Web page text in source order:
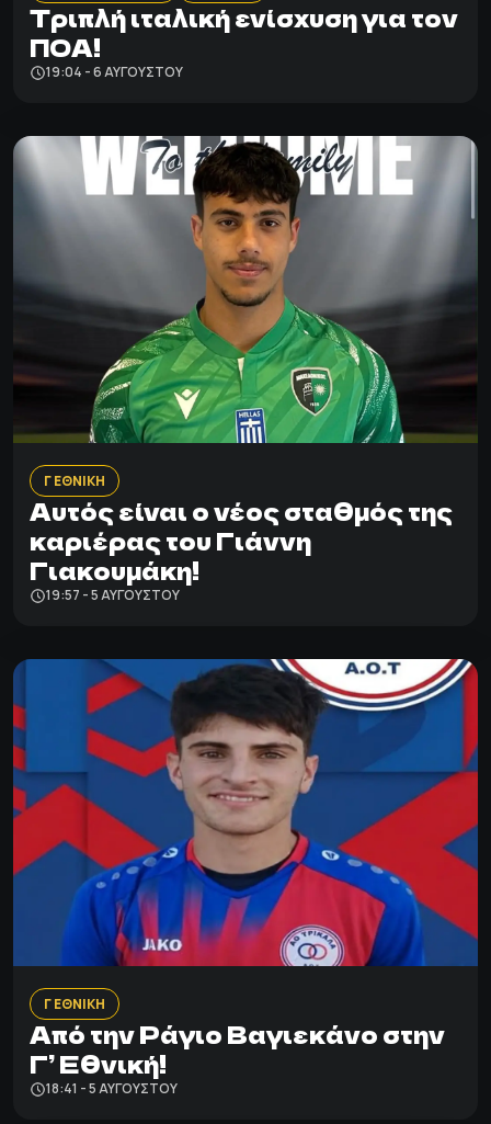
Τριπλή ιταλική ενίσχυση για τον
ΠΟΑ!
19:04 - 6 ΑΥΓΟΎΣΤΟΥ
Γ ΕΘΝΙΚΗ
Αυτός είναι ο νέος σταθμός της
καριέρας του Γιάννη
Γιακουμάκη!
19:57 - 5 ΑΥΓΟΎΣΤΟΥ
Γ ΕΘΝΙΚΗ
Από την Ράγιο Βαγιεκάνο στην
Γ’ Εθνική!
18:41 - 5 ΑΥΓΟΎΣΤΟΥ